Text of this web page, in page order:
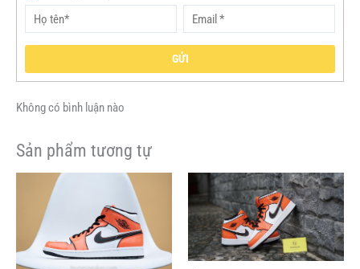
GỬI
Không có bình luận nào
Sản phẩm tương tự
4,500,000VND.
tại
là:
1,999,000VND.
Giá
gốc
là:
4,900,000VND.
Giá
hiện
tại
là:
này
có
nhiều